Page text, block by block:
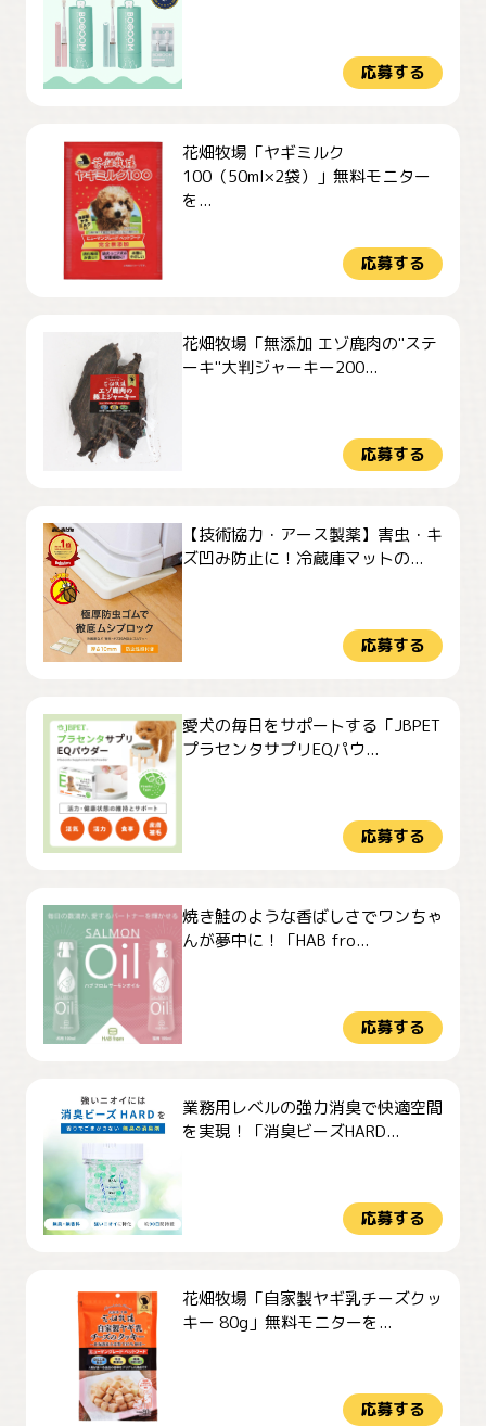
応募する
花畑牧場「ヤギミルク
100（50ml×2袋）」無料モニター
を...
応募する
花畑牧場「無添加 エゾ鹿肉の"ステ
ーキ"大判ジャーキー200...
応募する
【技術協力・アース製薬】害虫・キ
ズ凹み防止に！冷蔵庫マットの...
応募する
愛犬の毎日をサポートする「JBPET
プラセンタサプリEQパウ...
応募する
焼き鮭のような香ばしさでワンちゃ
んが夢中に！「HAB fro...
応募する
業務用レベルの強力消臭で快適空間
を実現！「消臭ビーズHARD...
応募する
花畑牧場「自家製ヤギ乳チーズクッ
キー 80g」無料モニターを...
応募する